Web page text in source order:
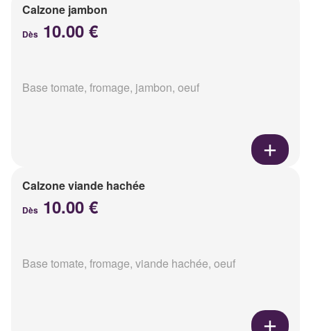
Calzone jambon
Dès 10.00 €
Base tomate, fromage, jambon, oeuf
Calzone viande hachée
Dès 10.00 €
Base tomate, fromage, viande hachée, oeuf